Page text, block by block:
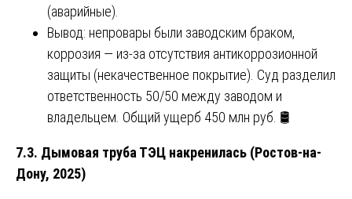
(аварийные).
Вывод: непровары были заводским браком,
коррозия — из-за отсутствия антикоррозионной
защиты (некачественное покрытие). Суд разделил
ответственность 50/50 между заводом и
владельцем. Общий ущерб 450 млн руб. 🛢️
7.3. Дымовая труба ТЭЦ накренилась (Ростов-на-
Дону, 2025)